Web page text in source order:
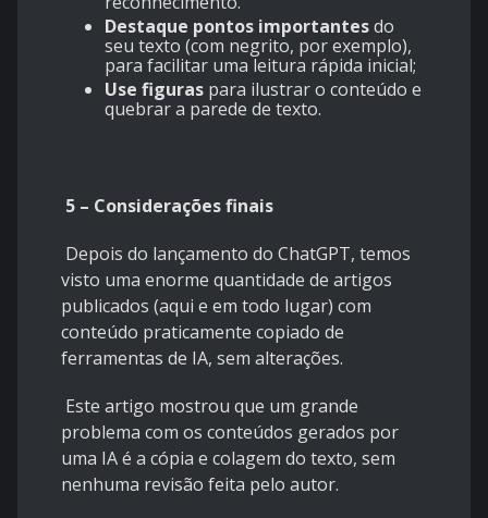
Destaque pontos importantesdo
seu texto (com negrito, por exemplo),
para facilitar uma leitura rápida inicial;
Use figuras para ilustrar o conteúdo e
quebrar a parede de texto.
5 – Considerações finais
Depois do lançamento do ChatGPT, temos
visto uma enorme quantidade de artigos
publicados (aqui e em todo lugar) com
conteúdo praticamente copiado de
ferramentas de IA, sem alterações.
Este artigo mostrou que um grande
problema com os conteúdos gerados por
uma IA é a cópia e colagem do texto, sem
nenhuma revisão feita pelo autor.